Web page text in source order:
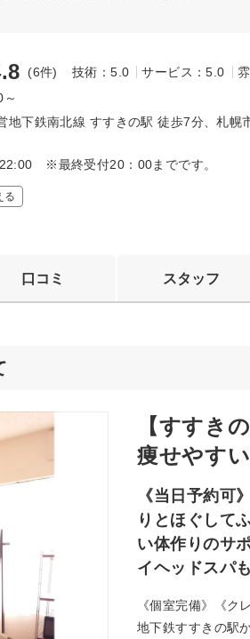
(6件) 技術：5.0 サービス：5.0
地下鉄南北線 すすきの駅 徒歩7分、札幌
※最終受付20：00までです。
る
口コミ スタッフ
【すすき
痩せやす
《当日予約可
りとほぐして
い体作りのサ
イヘッドスパ
《個室完備》《ク
地下鉄すすきの駅